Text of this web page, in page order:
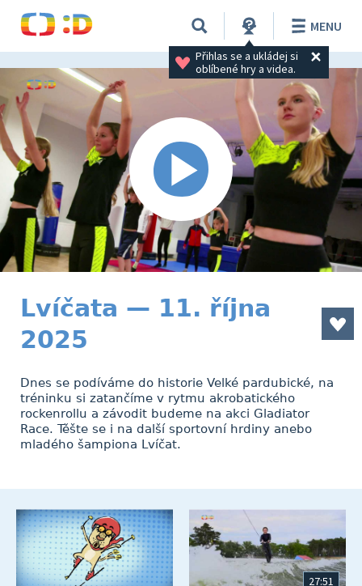
Přihlas se a ukládej si
oblíbené hry a videa.
MENU
Lvíčata — 11. října
2025
Dnes se podíváme do historie Velké pardubické, na
tréninku si zatančíme v rytmu akrobatického
rockenrollu a závodit budeme na akci Gladiator
Race. Těšte se i na další sportovní hrdiny anebo
mladého šampiona Lvíčat.
27:51